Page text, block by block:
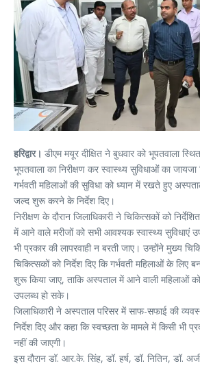
हरिद्वार। डीएम मयूर दीक्षित ने बुधवार को भूपतवाला
भूपतवाला का निरीक्षण कर स्वास्थ्य सुविधाओं का जायजा
गर्भवती महिलाओं की सुविधा को ध्यान में रखते हुए
जल्द शुरू करने के निर्देश दिए।
निरीक्षण के दौरान जिलाधिकारी ने चिकित्सकों को
में आने वाले मरीजों को सभी आवश्यक स्वास्थ्य सुविधाएं
भी प्रकार की लापरवाही न बरती जाए। उन्होंने मुख्य
चिकित्सकों को निर्देश दिए कि गर्भवती महिलाओं के लिए
शुरू किया जाए, ताकि अस्पताल में आने वाली महिलाओं
उपलब्ध हो सके।
जिलाधिकारी ने अस्पताल परिसर में साफ-सफाई की
निर्देश दिए और कहा कि स्वच्छता के मामले में किसी भी
नहीं की जाएगी।
इस दौरान डॉ. आर.के. सिंह, डॉ. हर्ष, डॉ. नितिन, डॉ.